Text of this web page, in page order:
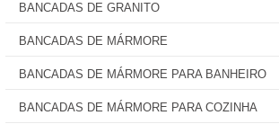
BANCADAS DE GRANITO
BANCADAS DE MÁRMORE
BANCADAS DE MÁRMORE PARA BANHEIRO
BANCADAS DE MÁRMORE PARA COZINHA